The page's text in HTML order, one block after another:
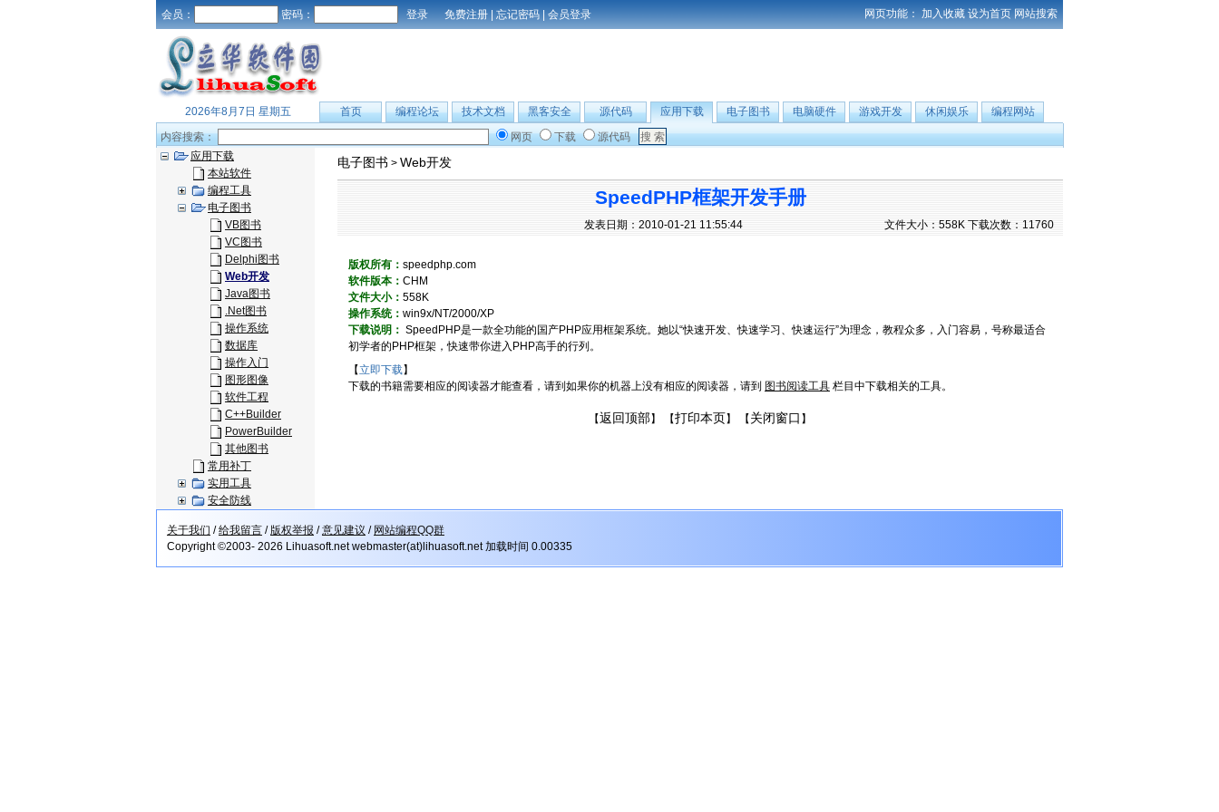
会员： 密码： 免费注册 | 忘记密码 | 会员登录 网页功能： 加入收藏 设为首页 网站搜索
2026年8月7日 星期五 首页 编程论坛 技术文档 黑客安全 源代码 应用下载 电子图书 电脑硬件 游戏开发 休闲娱乐
编程网站
内容搜索：
网页 下载
源代码
应用下载
本站软件
编程工具
电子图书
VB图书
VC图书
Delphi图书
Web开发
Java图书
.Net图书
操作系统
数据库
操作入门
图形图像
软件工程
C++Builder
PowerBuilder
其他图书
常用补丁
实用工具
安全防线
电子图书 > Web开发
SpeedPHP框架开发手册
发表日期：2010-01-21 11:55:44 文件大小：558K 下载次数：11760
版权所有： speedphp.com
软件版本： CHM
文件大小： 558K
操作系统： win9x/NT/2000/XP
下载说明： SpeedPHP是一款全功能的国产PHP应用框架系统。她以“快速开发、快速学习、快速运行”为理念，教程众多，入门容易，号称最适合
初学者的PHP框架，快速带你进入PHP高手的行列。
【立即下载】
下载的书籍需要相应的阅读器才能查看，请到如果你的机器上没有相应的阅读器，请到 图书阅读工具 栏目中下载相关的工具。
【返回顶部】 【打印本页】 【 关闭窗口 】
关于我们 /给我留言 /版权举报 /意见建议 / 网站编程QQ群
Copyright ©2003- 2026 Lihuasoft.net webmaster(at)lihuasoft.net 加载时间 0.00335